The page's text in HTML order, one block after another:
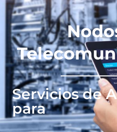
Servicios de
para